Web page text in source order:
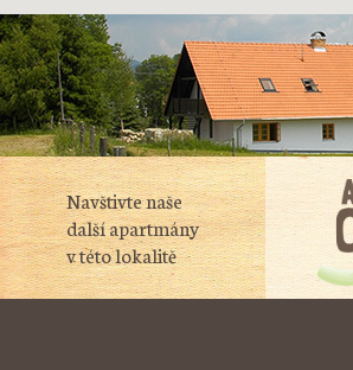
Navštivte naše
další apartmány
v této lokalitě